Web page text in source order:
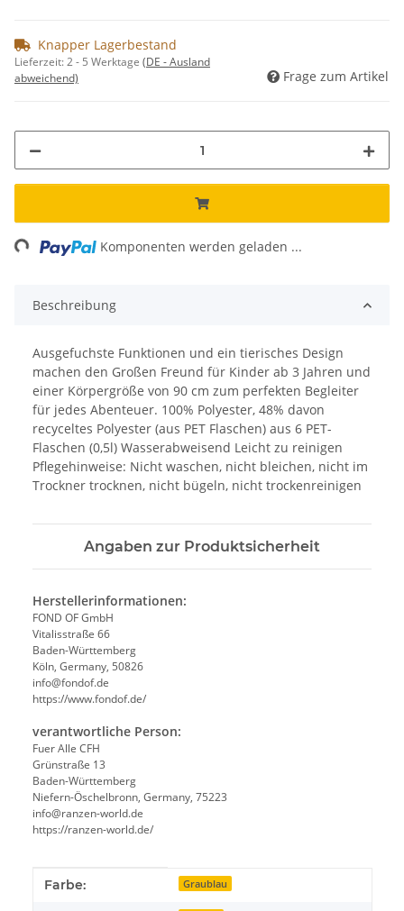
Knapper Lagerbestand
Lieferzeit:2 - 5 Werktage (DE - Ausland
abweichend)
Frage zum Artikel
Komponenten werden geladen ...
Beschreibung
Ausgefuchste Funktionen und ein tierisches Design
machen den Großen Freund für Kinder ab 3 Jahren und
einer Körpergröße von 90 cm zum perfekten Begleiter
für jedes Abenteuer. 100% Polyester, 48% davon
recyceltes Polyester (aus PET Flaschen) aus 6 PET-
Flaschen (0,5l) Wasserabweisend Leicht zu reinigen
Pflegehinweise: Nicht waschen, nicht bleichen, nicht im
Trockner trocknen, nicht bügeln, nicht trockenreinigen
Angaben zur Produktsicherheit
Herstellerinformationen:
FOND OF GmbH
Vitalisstraße 66
Baden-Württemberg
Köln, Germany, 50826
info@fondof.de
https://www.fondof.de/
verantwortliche Person:
Fuer Alle CFH
Grünstraße 13
Baden-Württemberg
Niefern-Öschelbronn, Germany, 75223
info@ranzen-world.de
https://ranzen-world.de/
Produkteigenschaft
Wert
Farbe: Graublau